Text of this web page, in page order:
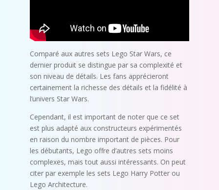
Comparé aux autres sets Lego Star Wars, ce
dernier produit se distingue par sa complexité et
son niveau de détails. Les fans apprécieront
certainement la richesse des détails et la fidélité à
l’univers Star Wars.
Cependant, il est important de noter que ce set
est plus adapté aux constructeurs expérimentés
en raison du nombre important de pièces. Pour
les débutants, Lego offre d’autres sets moins
complexes, mais tout aussi intéressants. On peut
citer par exemple les sets Lego Harry Potter ou
Lego Architecture.